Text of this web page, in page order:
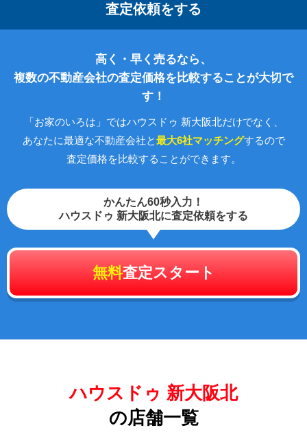
査定依頼をする
高く・早く売るなら、
複数の不動産会社の査定価格を比較することが大切で
す！
「お家のいろは」ではハウスドゥ 新大阪北だけでなく、
あなたに最適な不動産会社と最大6社マッチングするので
査定価格を比較することができます。
かんたん60秒入力！
ハウスドゥ 新大阪北に査定依頼をする
無料査定スタート
ハウスドゥ 新大阪北
の店舗一覧